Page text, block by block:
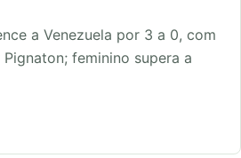
a Venezuela por 3 a 0, com
feminino supera a